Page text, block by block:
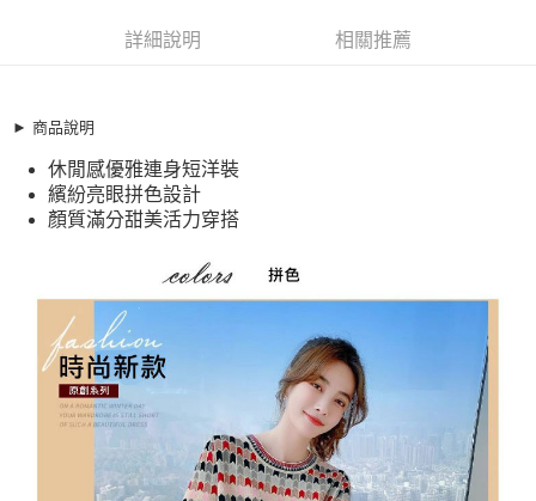
街口支付
悠遊付
全盈+PAY
【關於「AFTEE先享後付」】
AFTEE先享後付是「在收到商品之後才付款」的支付方式。 讓您購物簡單
便利好安心！
１．簡單：不需註冊會員、不需綁卡、不需儲值。
２．便利：只要手機號碼，簡訊認證，即可結帳。
３．安心：先確認商品／服務後，再付款。
【「AFTEE先享後付」結帳流程】
１．於結帳方式選擇「AFTEE先享後付」後，將跳轉至「AFTEE先享後付」
ATM付款
運送方式
全家取貨付款
每筆NT$79，滿NT$599(含以上)免運費
【XFU230542】
繽紛亮眼拼色設計
顏質滿分甜美活力穿搭
加大碼洋裝 設計感幾何拼色休閒活力針織連身洋裝(S-XL)
【XFU230542】
休閒感優雅連身短洋裝
繽紛亮眼拼色設計
顏質滿分甜美活力穿搭
詳細說明 相關推薦
► 商品說明
休閒感優雅連身短洋裝
繽紛亮眼拼色設計
顏質滿分甜美活力穿搭